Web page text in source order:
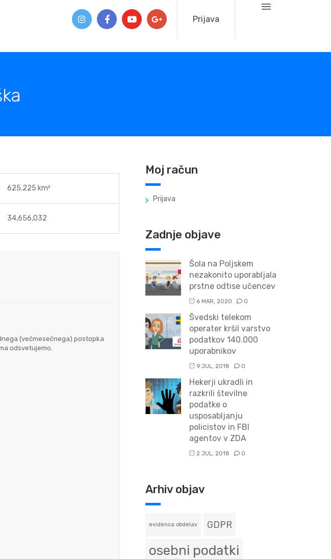
Prijava
625.225 km²
34,656,032
(večmesečnega) postopka
odsvetujemo.
Moj račun
Prijava
Zadnje objave
Šola na Poljskem
nezakonito uporabljala
prstne odtise učencev
6 MAR, 2020 0
Švedski telekom
operater kršil varstvo
podatkov 140.000
uporabnikov
9 JUL, 2018 0
Hekerji ukradli in
razkrili številne
podatke o
usposabljanju
policistov in FBI
agentov v ZDA
2 JUL, 2018 0
Arhiv objav
evidenca obdelav GDPR
osebni podatki